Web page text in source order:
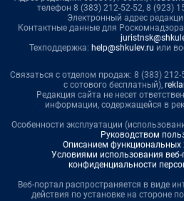
телефон 8 (383) 212-52-52, 8 (923)
Электронный адрес
Контактные данные для
Техподдержка: help@shkulev.ru или
Связаться с отделом продаж: 8 (383) 212-
с сотового бесплатный),
Редакция сайта не несет
информации, содержащейся в
Особенности эксплуатации
Руководством
Описанием функциональных
Условиями использования
конфиденциальности
Веб-портал распространяется в виде
действия по установке на стороне